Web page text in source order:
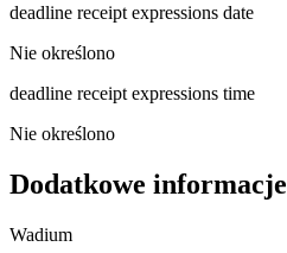
deadline receipt expressions date
Nie określono
deadline receipt expressions time
Nie określono
Dodatkowe informacje
Wadium